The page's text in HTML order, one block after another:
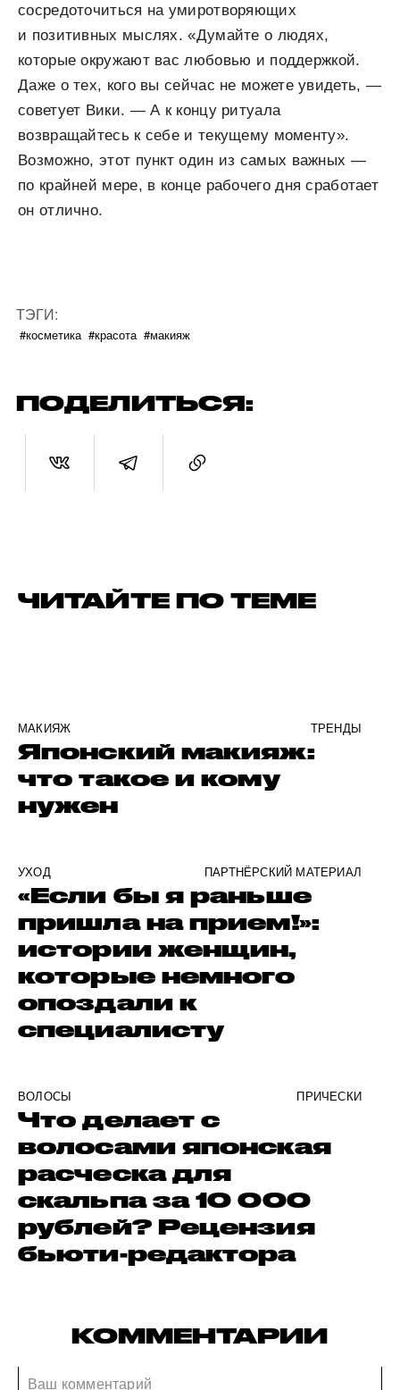
сосредоточиться на умиротворяющих
и позитивных мыслях. «Думайте о людях,
которые окружают вас любовью и поддержкой.
Даже о тех, кого вы сейчас не можете увидеть, —
советует Вики. — А к концу ритуала
возвращайтесь к себе и текущему моменту».
Возможно, этот пункт один из самых важных —
по крайней мере, в конце рабочего дня сработает
он отлично.
ТЭГИ:
#косметика #красота #макияж
ПОДЕЛИТЬСЯ:
ЧИТАЙТЕ ПО ТЕМЕ
МАКИЯЖ ТРЕНДЫ
Японский макияж:
что такое и кому
нужен
УХОД ПАРТНЁРСКИЙ МАТЕРИАЛ
«Если бы я раньше
пришла на прием!»:
истории женщин,
которые немного
опоздали к
специалисту
ВОЛОСЫ ПРИЧЕСКИ
Что делает с
волосами японская
расческа для
скальпа за 10 000
рублей? Рецензия
бьюти-редактора
КОММЕНТАРИИ